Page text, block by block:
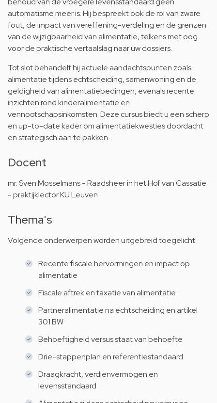
automatisme meer is. Hij bespreekt ook de rol van zware
fout, de impact van vereffening-verdeling en de grenzen
van de wijzigbaarheid van alimentatie, telkens met oog
voor de praktische vertaalslag naar uw dossiers.
Tot slot behandelt hij actuele aandachtspunten zoals
alimentatie tijdens echtscheiding, samenwoning en de
geldigheid van alimentatiebedingen, evenals recente
inzichten rond kinderalimentatie en
vennootschapsinkomsten. Deze cursus biedt u een scherp
en up-to-date kader om alimentatiekwesties doordacht
en strategisch aan te pakken.
Docent
mr. Sven Mosselmans - Raadsheer in het Hof van Cassatie
- praktijklector KU Leuven
Thema's
Volgende onderwerpen worden uitgebreid toegelicht:
Recente fiscale hervormingen en impact op
alimentatie
Fiscale aftrek en taxatie van alimentatie
Partneralimentatie na echtscheiding en artikel
301 BW
Behoeftigheid versus staat van behoefte
Drie-stappenplan en referentiestandaard
Draagkracht, verdienvermogen en
levensstandaard